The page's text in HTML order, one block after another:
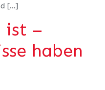
[…]
ist –
haben